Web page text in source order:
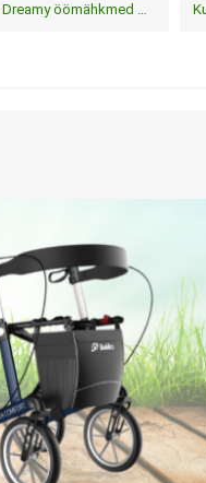
Tugikäepidemed
Astmed
Dušitoolid, vanniistmed ja -
Potitoolid ja -kõrgendused,
käetugedega
Varuosad ja lisavarustus
ja dušitoolidele
öömähkmed muutuvad universaalseks